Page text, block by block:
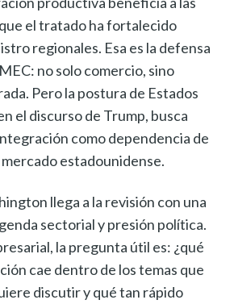
el tratado ha fortalecido
regionales. Esa es la defensa
no solo comercio, sino
Pero la postura de Estados
el discurso de Trump, busca
como dependencia de
mercado estadounidense.
llega a la revisión con una
sectorial y presión política.
la pregunta útil es: ¿qué
cae dentro de los temas que
discutir y qué tan rápido